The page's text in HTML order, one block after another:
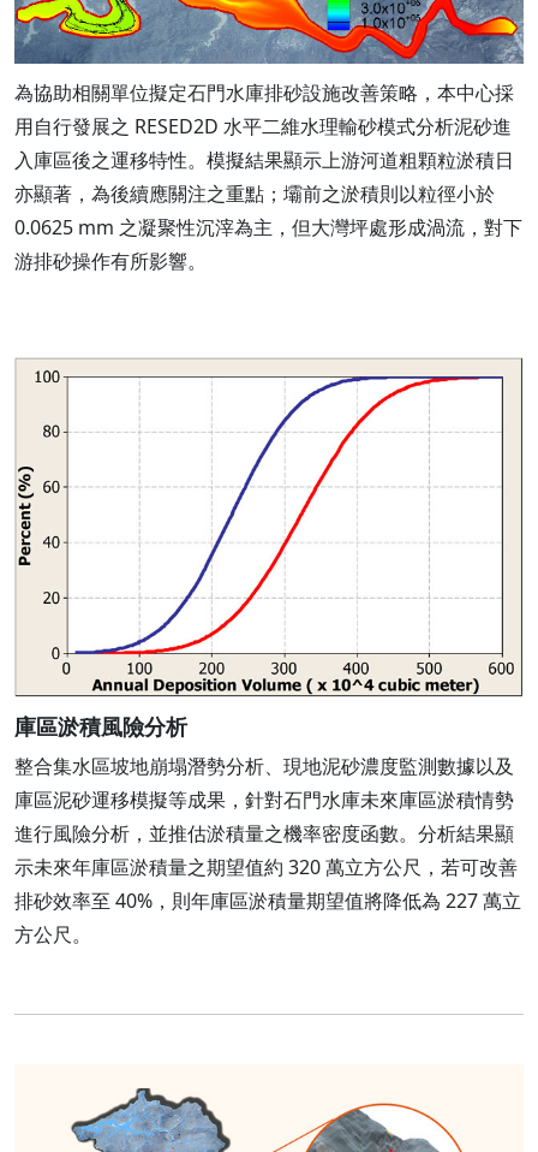
為協助相關單位擬定石門水庫排砂設施改善策略，本中心採
用自行發展之 RESED2D 水平二維水理輸砂模式分析泥砂進
入庫區後之運移特性。模擬結果顯示上游河道粗顆粒淤積日
亦顯著，為後續應關注之重點；壩前之淤積則以粒徑小於
0.0625 mm 之凝聚性沉滓為主，但大灣坪處形成渦流，對下
游排砂操作有所影響。
庫區淤積風險分析
整合集水區坡地崩塌潛勢分析、現地泥砂濃度監測數據以及
庫區泥砂運移模擬等成果，針對石門水庫未來庫區淤積情勢
進行風險分析，並推估淤積量之機率密度函數。分析結果顯
示未來年庫區淤積量之期望值約 320 萬立方公尺，若可改善
排砂效率至 40%，則年庫區淤積量期望值將降低為 227 萬立
方公尺。